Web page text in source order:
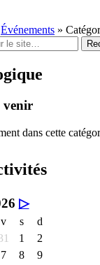
Événements »
venir
dans cette
▷
v s
d
1
2
7 8
9